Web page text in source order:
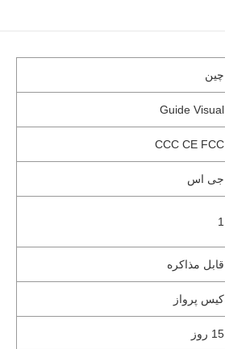
چین
Guide Visual
CCC CE FCC
جی اس
1
قابل مذاکره
کیس پرواز
15 روز